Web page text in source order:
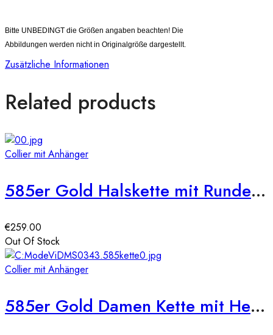
Bitte UNBEDINGT die Größen angaben beachten! Die
Abbildungen werden nicht in Originalgröße dargestellt.
Zusätzliche Informationen
Related products
Collier mit Anhänger
585er Gold Halskette mit Runden Zirkonia Anhänger Ø18
€259.00
Out Of Stock
Collier mit Anhänger
585er Gold Damen Kette mit Herz Anhänger Zirkonia Steine